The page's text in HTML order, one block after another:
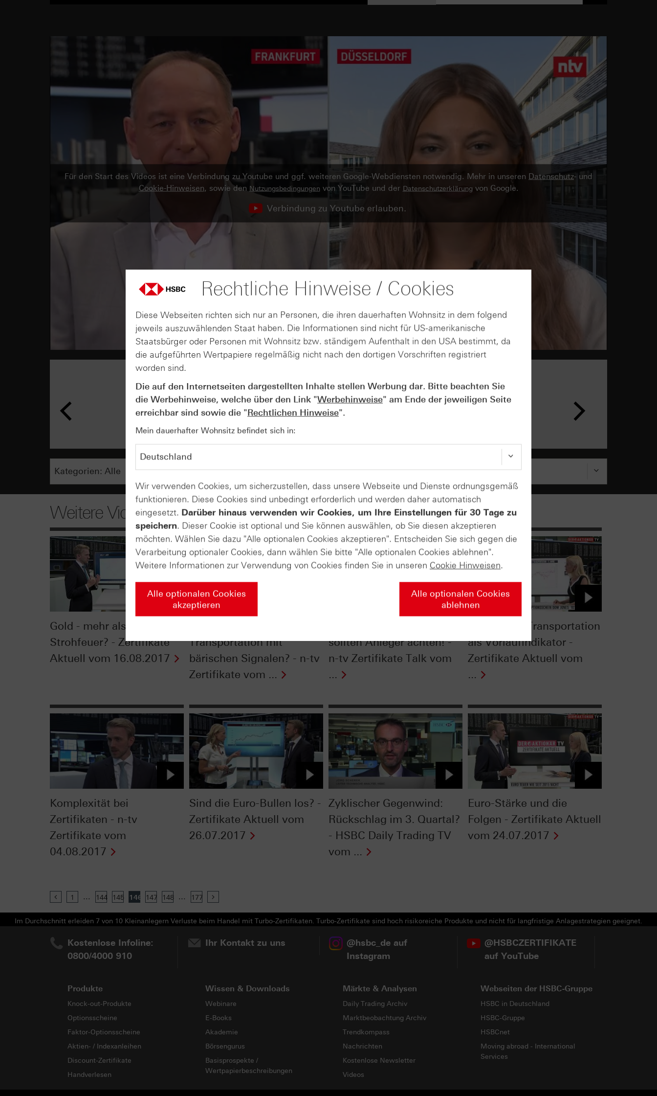
Für den Start des Videos ist eine Verbindung zu Youtube und ggf. weiteren Google-Webdiensten notwendig. Mehr in unseren Datenschutz- und
Cookie-Hinweisen, sowie den Nutzungsbedingungen von YouTube und der Datenschutzerklärung von Google.
Verbindung zu Youtube erlauben.
AUGUST
07
Wie lange bleibt der DAX® in
Rekordlaune? - ntv Zertifikate
07.08.26
Weitere Videos
Gold - mehr als ein
Strohfeuer? - Zertifikate
Aktuell vom 16.08.2017
Transportation mit
bärischen Signalen? - n-tv
Zertifikate vom ...
sollten Anleger achten! -
n-tv Zertifikate Talk vom
...
Dow Jones Transportation
als Vorlaufindikator -
Zertifikate Aktuell vom
...
Komplexität bei
Zertifikaten - n-tv
Zertifikate vom
04.08.2017
Sind die Euro-Bullen los? -
Zertifikate Aktuell vom
26.07.2017
Zyklischer Gegenwind:
Rückschlag im 3. Quartal?
- HSBC Daily Trading TV
vom ...
Euro-Stärke und die
Folgen - Zertifikate Aktuell
vom 24.07.2017
Previous
1 ... 144 145 146 147 148 ... 177
Im Durchschnitt erleiden 7 von 10 Kleinanlegern Verluste beim Handel mit Turbo-Zertifikaten. Turbo-Zertifikate sind hoch risikoreiche Produkte und nicht für langfristige Anlagestrategien geeignet.
Kostenlose Infoline:
0800/4000 910
Ihr Kontakt zu uns
@hsbc_de auf
Instagram
@HSBCZERTIFIKATE
auf YouTube
Produkte
Knock-out-Produkte
Optionsscheine
Faktor-Optionsscheine
Aktien- / Indexanleihen
Discount-Zertifikate
Handverlesen
Wissen & Downloads
Webinare
E-Books
Akademie
Börsengurus
Basisprospekte /
Wertpapierbeschreibungen
Märkte & Analysen
Daily Trading Archiv
Marktbeobachtung Archiv
Trendkompass
Nachrichten
Kostenlose Newsletter
Videos
Webseiten der HSBC-Gruppe
HSBC in Deutschland
HSBC-Gruppe
HSBCnet
Moving abroad - International
Services
Rechtliche Hinweise / Cookies
Diese Webseiten richten sich nur an Personen, die ihren dauerhaften Wohnsitz in dem folgend
jeweils auszuwählenden Staat haben. Die Informationen sind nicht für US-amerikanische
Staatsbürger oder Personen mit Wohnsitz bzw. ständigem Aufenthalt in den USA bestimmt, da
die aufgeführten Wertpapiere regelmäßig nicht nach den dortigen Vorschriften registriert
worden sind.
Die auf den Internetseiten dargestellten Inhalte stellen Werbung dar. Bitte beachten Sie
die Werbehinweise, welche über den Link "Werbehinweise" am Ende der jeweiligen Seite
erreichbar sind sowie die "Rechtlichen Hinweise".
Mein dauerhafter Wohnsitz befindet sich in:
Wir verwenden Cookies, um sicherzustellen, dass unsere Webseite und Dienste ordnungsgemäß
funktionieren. Diese Cookies sind unbedingt erforderlich und werden daher automatisch
eingesetzt. Darüber hinaus verwenden wir Cookies, um Ihre Einstellungen für 30 Tage zu
speichern. Dieser Cookie ist optional und Sie können auswählen, ob Sie diesen akzeptieren
möchten. Wählen Sie dazu "Alle optionalen Cookies akzeptieren". Entscheiden Sie sich gegen die
Verarbeitung optionaler Cookies, dann wählen Sie bitte "Alle optionalen Cookies ablehnen".
Weitere Informationen zur Verwendung von Cookies finden Sie in unseren Cookie Hinweisen.
Alle optionalen Cookies
akzeptieren
Alle optionalen Cookies
ablehnen